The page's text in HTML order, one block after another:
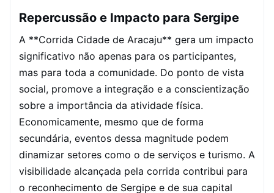
Repercussão e Impacto para Sergipe
A **Corrida Cidade de Aracaju** gera um impacto
significativo não apenas para os participantes,
mas para toda a comunidade. Do ponto de vista
social, promove a integração e a conscientização
sobre a importância da atividade física.
Economicamente, mesmo que de forma
secundária, eventos dessa magnitude podem
dinamizar setores como o de serviços e turismo. A
visibilidade alcançada pela corrida contribui para
o reconhecimento de Sergipe e de sua capital